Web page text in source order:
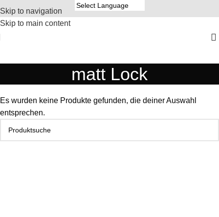
Skip to navigation
Skip to main content
matt Lock
Es wurden keine Produkte gefunden, die deiner Auswahl
entsprechen.